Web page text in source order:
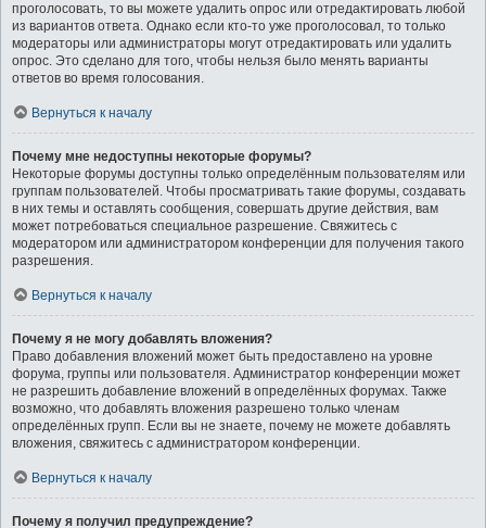
проголосовать, то вы можете удалить опрос или отредактировать любой
из вариантов ответа. Однако если кто-то уже проголосовал, то только
модераторы или администраторы могут отредактировать или удалить
опрос. Это сделано для того, чтобы нельзя было менять варианты
ответов во время голосования.
Вернуться к началу
Почему мне недоступны некоторые форумы?
Некоторые форумы доступны только определённым пользователям или
группам пользователей. Чтобы просматривать такие форумы, создавать
в них темы и оставлять сообщения, совершать другие действия, вам
может потребоваться специальное разрешение. Свяжитесь с
модератором или администратором конференции для получения такого
разрешения.
Вернуться к началу
Почему я не могу добавлять вложения?
Право добавления вложений может быть предоставлено на уровне
форума, группы или пользователя. Администратор конференции может
не разрешить добавление вложений в определённых форумах. Также
возможно, что добавлять вложения разрешено только членам
определённых групп. Если вы не знаете, почему не можете добавлять
вложения, свяжитесь с администратором конференции.
Вернуться к началу
Почему я получил предупреждение?